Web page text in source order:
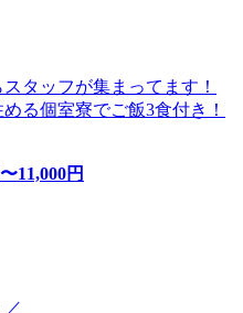
タッフが集まってます！
る個室寮でご飯3食付き！
11,000円